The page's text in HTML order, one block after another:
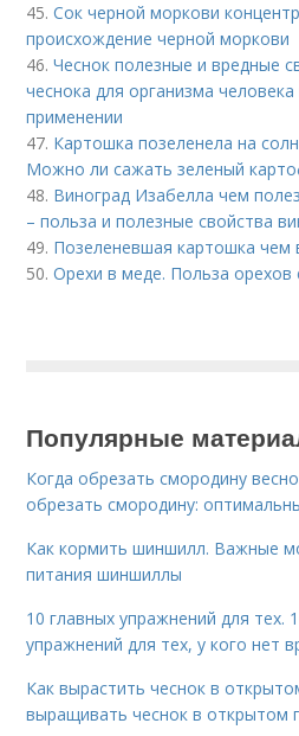
45.Сок черной моркови
происхождение черной моркови
46.Чеснок полезные и вредные
чеснока для организма
применении
47. Картошка позеленела на
Можно ли сажать зеленый
48. Виноград Изабелла чем
– польза и полезные свойства
49. Позеленевшая картошка чем
50.Орехи в меде. Польза орехов
Популярные
Когда обрезать смородину
обрезать смородину:
Как кормить шиншилл. Важные
питания шиншиллы
10 главных упражнений для тех.
упражнений для тех, у кого нет
Как вырастить чеснок в
выращивать чеснок в открытом